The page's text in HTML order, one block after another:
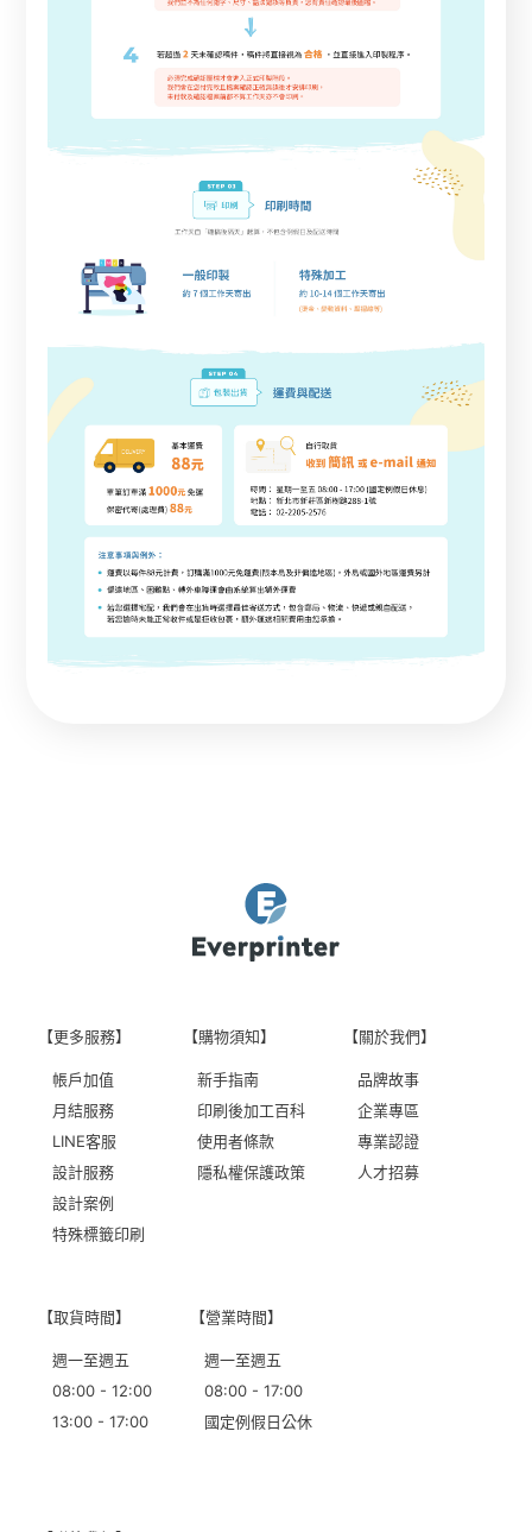
【更多服務】
帳戶加值
月結服務
LINE客服
設計服務
設計案例
特殊標籤印刷
【購物須知】
新手指南
印刷後加工百科
使用者條款
隱私權保護政策
【關於我們】
品牌故事
企業專區
專業認證
人才招募
【取貨時間】
週一至週五
08:00 - 12:00
13:00 - 17:00
【營業時間】
週一至週五
08:00 - 17:00
國定例假日公休